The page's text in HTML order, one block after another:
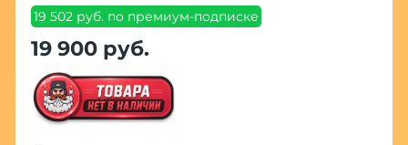
19 502 руб. по премиум-подписке
19 900 руб.